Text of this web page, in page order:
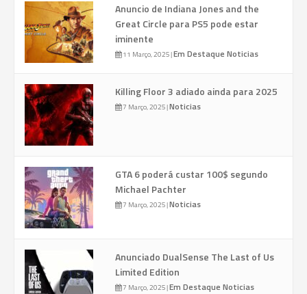
Anuncio de Indiana Jones and the
Great Circle para PS5 pode estar
iminente
11 Março, 2025|Em Destaque Noticias
Killing Floor 3 adiado ainda para 2025
7 Março, 2025|Noticias
GTA 6 poderá custar 100$ segundo
Michael Pachter
7 Março, 2025|Noticias
Anunciado DualSense The Last of Us
Limited Edition
7 Março, 2025|Em Destaque Noticias